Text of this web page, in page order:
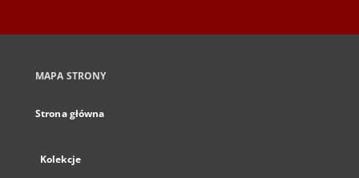
MAPA STRONY
Strona główna
Kolekcje